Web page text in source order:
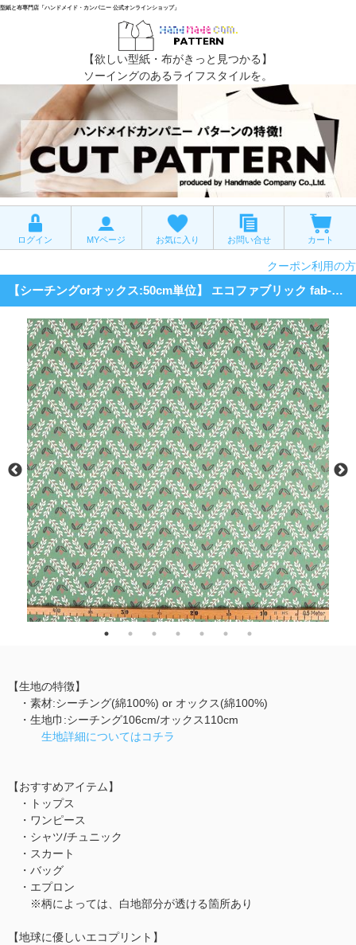
型紙と布専門店「ハンドメイド・カンパニー 公式オンラインショップ」
【欲しい型紙・布がきっと見つかる】
ソーイングのあるライフスタイルを。
ログイン MYページ お気に入り お問い合せ カート
クーポン利用の方
【シーチングorオックス:50cm単位】 エコファブリック fab-cm01586
【生地の特徴】
・素材:シーチング(綿100%) or オックス(綿100%)
・生地巾:シーチング106cm/オックス110cm
生地詳細についてはコチラ
【おすすめアイテム】
・トップス
・ワンピース
・シャツ/チュニック
・スカート
・バッグ
・エプロン
※柄によっては、白地部分が透ける箇所あり
【地球に優しいエコプリント】